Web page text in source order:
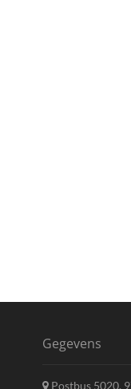
Gegevens
Postbus 5020,